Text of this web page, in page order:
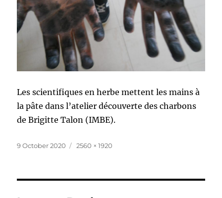
Les scientifiques en herbe mettent les mains à
la pâte dans l’atelier découverte des charbons
de Brigitte Talon (IMBE).
Posted
9 October 2020
Full
2560 × 1920